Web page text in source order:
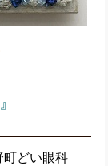
』
町どい眼科